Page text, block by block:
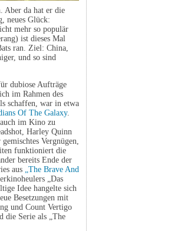
Aber da hat er die
neues Glück:
mehr so populär
ist dieses Mal
ran. Ziel: China,
und so sind
dubiose Aufträge
im Rahmen des
schaffen, war in etwa
Of The Galaxy.
im Kino zu
Harley Quinn
Vergnügen,
funktioniert die
bereits Ende der
aus „The Brave And
„Das
Idee hangelte sich
Besetzungen mit
und Count Vertigo
die Serie als „The